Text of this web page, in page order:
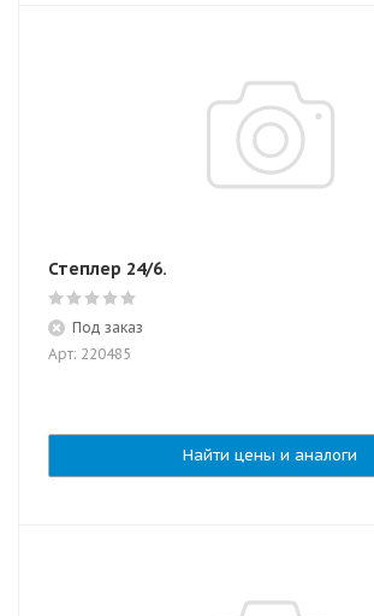
Степлер 24/6.
Под заказ
Арт: 220485
Найти цены и аналоги